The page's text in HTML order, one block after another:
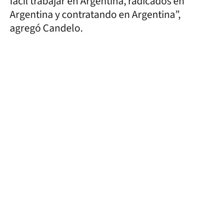
Argentina y contratando en Argentina”,
agregó Candelo.